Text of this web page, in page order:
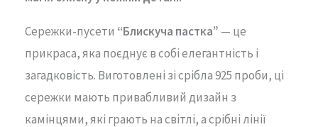
Сережки-пусети “Блискуча пастка” — це
прикраса,яка поєднує всобіелегантність і
загадковість. Виготовлені зісрібла925 проби, ці
сережки мають привабливий дизайн з
камінцями,які грають насвітлі, а срібні лінії